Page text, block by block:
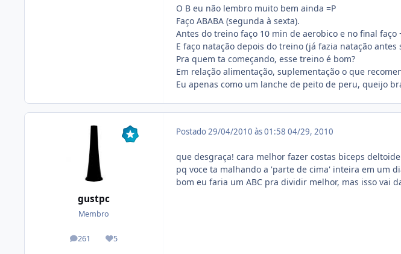
O B eu não lembro muito bem ainda =P
Faço ABABA (segunda à sexta).
Antes do treino faço 10 min de aerobico e no final faço
E faço natação depois do treino (já fazia natação
Pra quem ta começando, esse treino é bom?
Em relação alimentação, suplementação o que
Eu apenas como um lanche de peito de peru, queijo
gustpc
Membro
261
posts 5
Reputação
Postado29/04/2010 às 01:58 04/29, 2010
que desgraça! cara melhor fazer costas biceps
pq voce ta malhando a 'parte de cima' inteira em um
bom eu faria um ABC pra dividir melhor, mas isso vai